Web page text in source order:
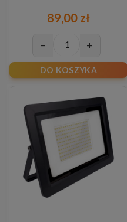
89,00 zł
− +
DO KOSZYKA